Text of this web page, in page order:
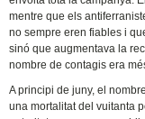
mentre que els
no sempre eren fiables i
sinó que augmentava la
nombre de contagis era
A principi de juny, el
una mortalitat del vuitanta